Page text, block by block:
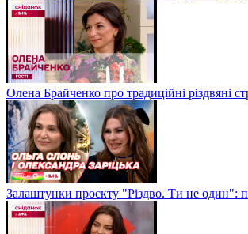
Олена Брайченко про традиційні різдвяні
Залаштунки проєкту "Різдво. Ти не один":